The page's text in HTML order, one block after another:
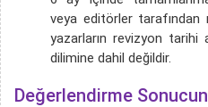
veya editörler
yazarların revizyon tarihi
dilimine dahil değildir.
Değerlendirme